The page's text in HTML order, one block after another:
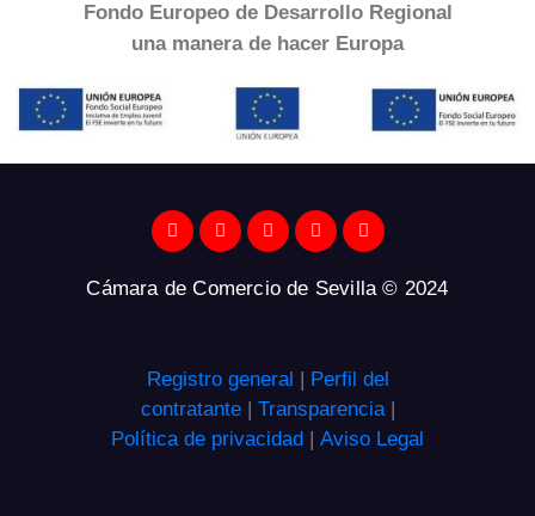
Fondo Europeo de Desarrollo Regional
una manera de hacer Europa
Cámara de Comercio de Sevilla © 2024
Registro general | Perfil del
contratante| Transparencia|
Política de privacidad | Aviso Legal